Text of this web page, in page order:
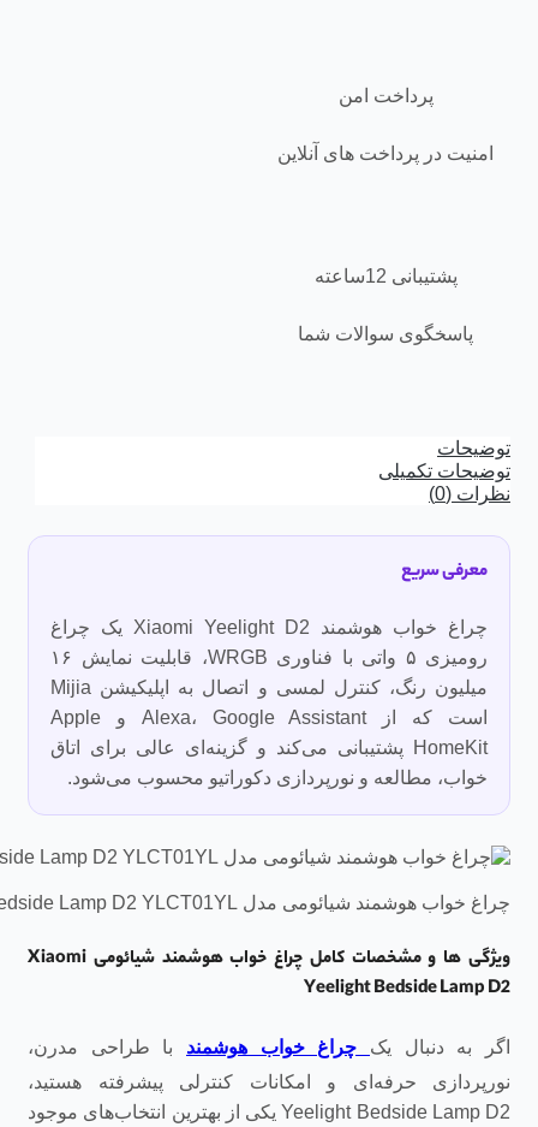
پرداخت امن
امنیت در پرداخت های آنلاین
پشتیبانی 12ساعته
پاسخگوی سوالات شما
توضیحات
توضیحات تکمیلی
نظرات (0)
معرفی سریع
چراغ خواب هوشمند Xiaomi Yeelight D2 یک چراغ
رومیزی ۵ واتی با فناوری WRGB، قابلیت نمایش ۱۶
میلیون رنگ، کنترل لمسی و اتصال به اپلیکیشن Mijia
است که از Alexa، Google Assistant و Apple
HomeKit پشتیبانی می‌کند و گزینه‌ای عالی برای اتاق
خواب، مطالعه و نورپردازی دکوراتیو محسوب می‌شود.
چراغ خواب هوشمند شیائومی مدل Xiaomi Yeelight Bedside Lamp D2 YLCT01YL
ویژگی ها و مشخصات کامل چراغ خواب هوشمند شیائومی Xiaomi
Yeelight Bedside Lamp D2
اگر به دنبال یک چراغ خواب هوشمند با طراحی مدرن،
نورپردازی حرفه‌ای و امکانات کنترلی پیشرفته هستید،
Yeelight Bedside Lamp D2 یکی از بهترین انتخاب‌های موجود